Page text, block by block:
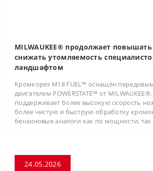
MILWAUKEE® продолжает
снижать утомляемость
ландшафтом
Кромкорез M18 FUEL™ оснащён
двигателем POWERSTATE™ от
поддерживает более высокую скорость
более чистую и быструю обработку
бензиновые аналоги как по мощности, так
24.05.2026